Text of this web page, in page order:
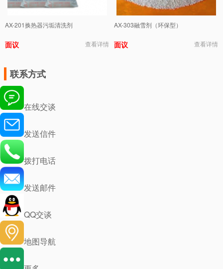
AX-201换热器污垢清洗剂
面议 查看详情
AX-303融雪剂（环保型）
面议 查看详情
联系方式
在线交谈
发送信件
拨打电话
发送邮件
QQ交谈
地图导航